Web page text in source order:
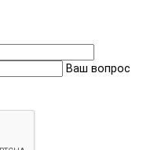
Ваш вопрос